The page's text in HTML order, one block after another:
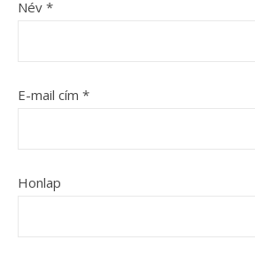
Név *
E-mail cím *
Honlap